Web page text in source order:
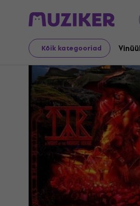
Kõik kategooriad
LP plaadid ja CD-d Vinüülid